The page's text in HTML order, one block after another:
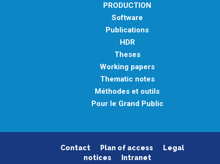
PRODUCTION
Software
Publications
HDR
Theses
Working papers
Thematic notes
Méthodes et outils
Pour le Grand Public
Contact Plan of access
Legal
notices
Intranet